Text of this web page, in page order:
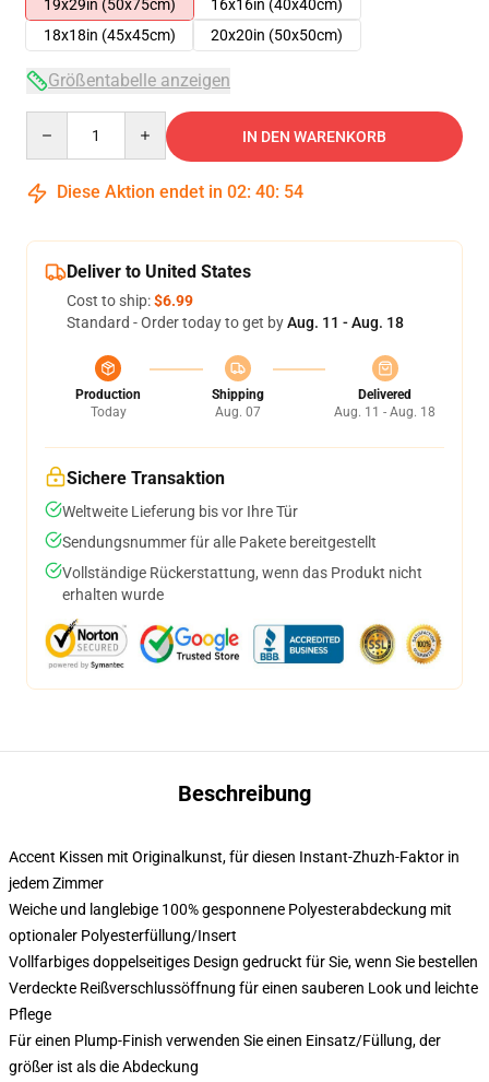
19x29in (50x75cm)
16x16in (40x40cm)
18x18in (45x45cm)
20x20in (50x50cm)
Größentabelle anzeigen
IN DEN WARENKORB
Diese Aktion endet in 02: 40: 54
Deliver to United States
Cost to ship:$6.99
Standard - Order today to get byAug. 11 - Aug. 18
Production
Today
Shipping
Aug. 07
Delivered
Aug. 11 - Aug. 18
Sichere Transaktion
Weltweite Lieferung bis vor Ihre Tür
Sendungsnummer für alle Pakete bereitgestellt
Vollständige Rückerstattung, wenn das Produkt nicht
erhalten wurde
Beschreibung
Accent Kissen mit Originalkunst, für diesen Instant-Zhuzh-Faktor in
jedem Zimmer
Weiche und langlebige 100% gesponnene Polyesterabdeckung mit
optionaler Polyesterfüllung/Insert
Vollfarbiges doppelseitiges Design gedruckt für Sie, wenn Sie bestellen
Verdeckte Reißverschlussöffnung für einen sauberen Look und leichte
Pflege
Für einen Plump-Finish verwenden Sie einen Einsatz/Füllung, der
größer ist als die Abdeckung